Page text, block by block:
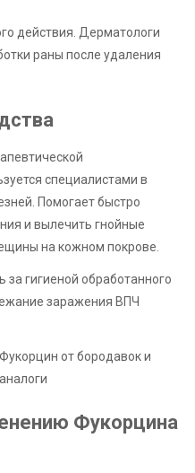
действия. Дерматологи
раны после удаления
специалистами в
Помогает быстро
и вылечить гнойные
на кожном покрове.
гигиеной обработанного
заражения ВПЧ
Фукорцина